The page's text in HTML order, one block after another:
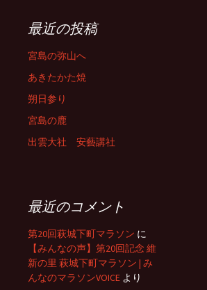
最近の投稿
宮島の弥山へ
あきたかた焼
朔日参り
宮島の鹿
出雲大社 安藝講社
最近のコメント
第20回萩城下町マラソン に
【みんなの声】第20回記念 維
新の里 萩城下町マラソン | み
んなのマラソンVOICE より